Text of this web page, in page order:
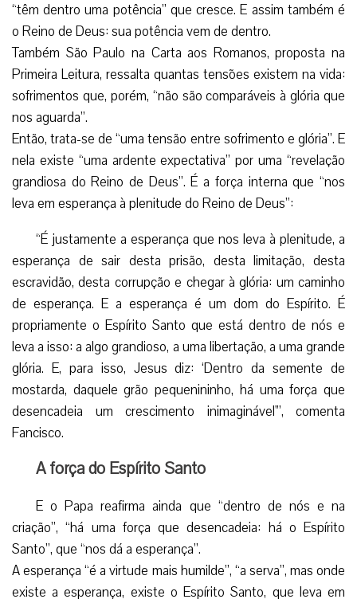
“têm dentro uma potência” que cresce. E assim também é
o Reino de Deus: sua potência vem de dentro.
Também São Paulo na Carta aos Romanos, proposta na
Primeira Leitura, ressalta quantas tensões existem na vida:
sofrimentos que, porém, “não são comparáveis à glória que
nos aguarda”.
Então, trata-se de “uma tensão entre sofrimento e glória”. E
nela existe “uma ardente expectativa” por uma “revelação
grandiosa do Reino de Deus”. É a força interna que “nos
leva em esperança à plenitude do Reino de Deus”:
“É justamente a esperança que nos leva à plenitude, a
esperança de sair desta prisão, desta limitação, desta
escravidão, desta corrupção e chegar à glória: um caminho
de esperança. E a esperança é um dom do Espírito. É
propriamente o Espírito Santo que está dentro de nós e
leva a isso: a algo grandioso, a uma libertação, a uma grande
glória. E, para isso, Jesus diz: ‘Dentro da semente de
mostarda, daquele grão pequenininho, há uma força que
desencadeia um crescimento inimaginável'”, comenta
Fancisco.
A força do Espírito Santo
E o Papa reafirma ainda que “dentro de nós e na
criação”, “há uma força que desencadeia: há o Espírito
Santo”, que “nos dá a esperança”.
A esperança “é a virtude mais humilde”, “a serva”, mas onde
existe a esperança, existe o Espírito Santo, que leva em